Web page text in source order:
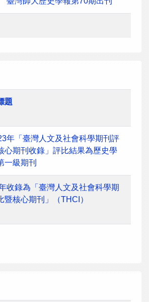
題
年「臺灣人文及社會科學期刊評
心期刊收錄」評比結果為歷史學
一級期刊
收錄為「臺灣人文及社會科學期
暨核心期刊」（THCI）